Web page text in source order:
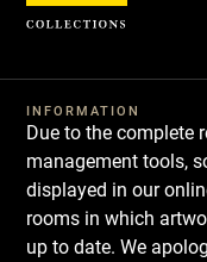
INFORMATION
Due to the complete
management tools,
displayed in our
rooms in which
up to date. We
Cookies management